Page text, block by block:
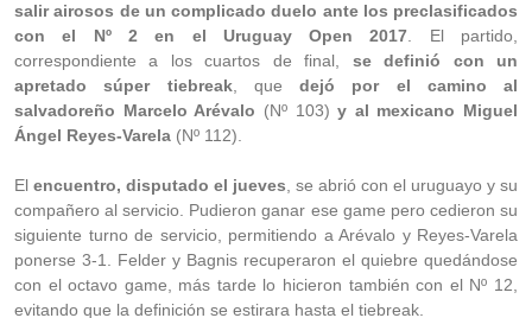
salir airosos de un complicado duelo ante los preclasificados
con el Nº 2 en el Uruguay Open 2017 . El partido,
correspondiente a los cuartos de final, se definió con un
apretado súper tiebreak, que dejó por el camino al
salvadoreño Marcelo Arévalo (Nº 103)y al mexicano Miguel
Ángel Reyes-Varela (Nº 112).
El encuentro, disputado el jueves , se abrió con el uruguayo y su
compañero al servicio. Pudieron ganar ese game pero cedieron su
siguiente turno de servicio, permitiendo a Arévalo y Reyes-Varela
ponerse 3-1. Felder y Bagnis recuperaron el quiebre quedándose
con el octavo game, más tarde lo hicieron también con el Nº 12,
evitando que la definición se estirara hasta el tiebreak.